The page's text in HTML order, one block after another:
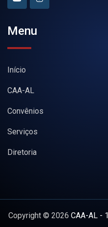
Menu
Início
CAA-AL
Convênios
Serviços
Diretoria
Copyright © 2026 CAA-AL -